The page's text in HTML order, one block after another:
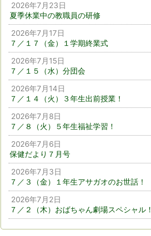
2026年7月23日
夏季休業中の教職員の研修
2026年7月17日
７／１７（金）１学期終業式
2026年7月15日
７／１５（水）分団会
2026年7月14日
７／１４（火）３年生出前授業！
2026年7月8日
７／８（火）５年生福祉学習！
2026年7月6日
保健だより７月号
2026年7月3日
７／３（金）１年生アサガオのお世話！
2026年7月2日
７／２（木）おばちゃん劇場スペシャル！